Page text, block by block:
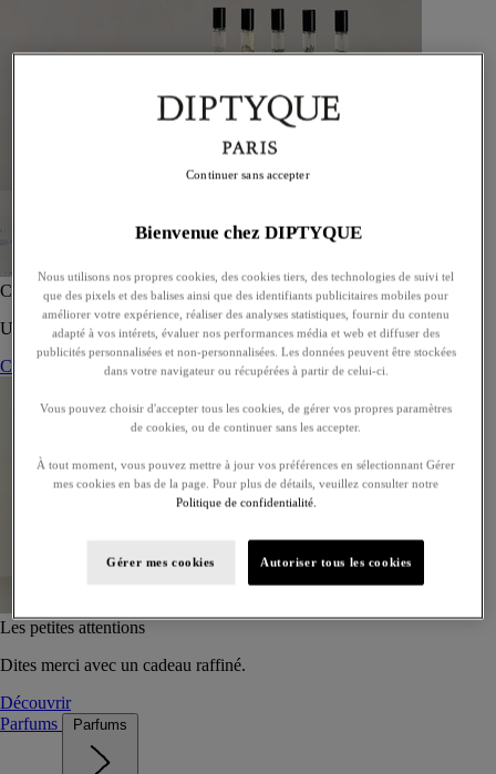
Coffret de 5 eaux de toilette - À composer
Un coffret sur-mesure de cinq eaux de toilette, à offrir ou s’offrir.
Composer son coffret
Les petites attentions
Dites merci avec un cadeau raffiné.
Découvrir
Parfums
Parfums
Bienvenue chez DIPTYQUE
Nous utilisons nos propres cookies, des cookies tiers, des technologies de suivi tel
que des pixels et des balises ainsi que des identifiants publicitaires mobiles pour
améliorer votre expérience, réaliser des analyses statistiques, fournir du contenu
adapté à vos intérets, évaluer nos performances média et web et diffuser des
publicités personnalisées et non-personnalisées. Les données peuvent être stockées
dans votre navigateur ou récupérées à partir de celui-ci.
Vous pouvez choisir d'accepter tous les cookies, de gérer vos propres paramètres
de cookies, ou de continuer sans les accepter.
À tout moment, vous pouvez mettre à jour vos préférences en sélectionnant Gérer
mes cookies en bas de la page. Pour plus de détails, veuillez consulter notre
Politique de confidentialité.
Gérer mes cookies Autoriser tous les cookies
Continuer sans accepter